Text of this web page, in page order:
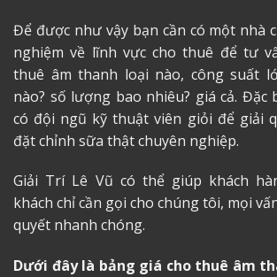
Để được như vậy bạn cần có một nhà
nghiệm về lĩnh vực cho thuê để tư
thuê âm thanh loại nào, công suất
nào? số lượng bao nhiêu? giá cả. Đặc
có đội ngũ kỹ thuật viên giỏi để giải
đặt chỉnh sữa thật chuyên nghiệp.
Giải Trí Lê Vũ có thể giúp khách
khách chỉ cần gọi cho chúng tôi, mọi
quyết nhanh chóng.
Dưới đây là bảng giá cho thuê âm